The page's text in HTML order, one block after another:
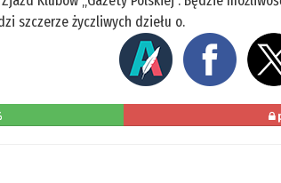
szczerze życzliwych dziełu o.